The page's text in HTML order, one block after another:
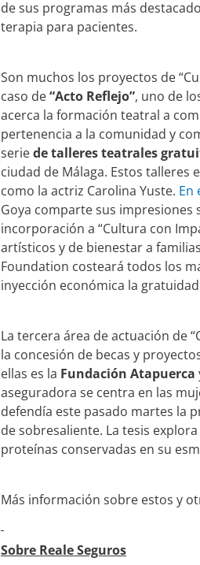
de sus programas más
terapia para pacientes.
Son muchos los proyectos de
caso de“Acto Reflejo”, uno de
acerca la formación teatral a
pertenencia a la comunidad y
seriede talleres teatrales
ciudad de Málaga. Estos
como la actriz Carolina Yuste. En
Goya comparte sus impresiones
incorporación a “Cultura con
artísticos y de bienestar a
Foundation costeará todos los
inyección económica la
La tercera área de actuación de
la concesión de becas y
ellas es la Fundación Atapuerca
aseguradora se centra en las
defendía este pasado martes la
de sobresaliente. La tesis
proteínas conservadas en su
Más información sobre estos y
Sobre Reale Seguros